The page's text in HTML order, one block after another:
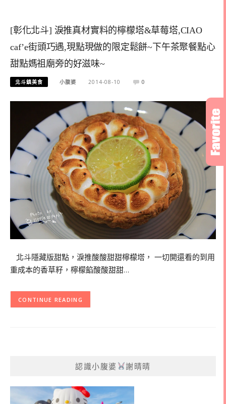
[彰化北斗] 淚推真材實料的檸檬塔&草莓塔,CIAO
caf’e街頭巧遇,現點現做的限定鬆餅~下午茶聚餐點心
甜點媽祖廟旁的好滋味~
北斗鎮美食 小腹婆 2014-08-10 0
北斗隱藏版甜點，淚推酸酸甜甜檸檬塔， 一切開還看的到用
重成本的香草籽，檸檬餡酸酸甜甜…
CONTINUE READING
認識小腹婆 謝晴晴